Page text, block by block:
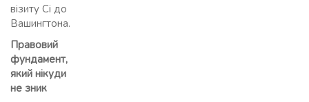
візиту Сі до
Вашингтона.
Правовий
фундамент,
який нікуди
не зник